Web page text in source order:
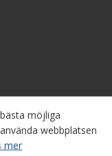
möjliga
webbplatsen
mer